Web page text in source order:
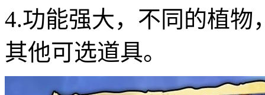
4.功能强大，不同的植物
其他可选道具。